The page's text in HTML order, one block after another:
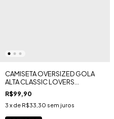
CAMISETA OVERSIZED GOLA
ALTA CLASSIC LOVERS
VALENTINE'S DAY PEITO
ESTAMPADO MALHA GOLD
R$99,90
3 x de R$33,30 sem juros